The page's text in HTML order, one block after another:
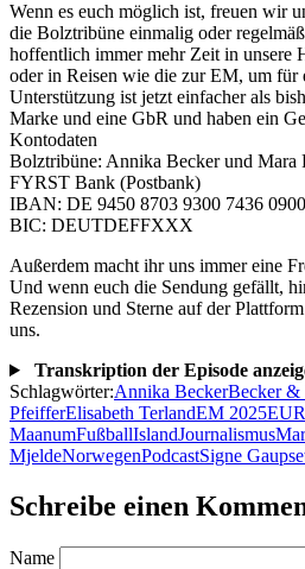
Wenn es euch möglich ist, freuen wir
die Bolztribüne einmalig oder
hoffentlich immer mehr Zeit in unsere
oder in Reisen wie die zur EM, um für
Unterstützung ist jetzt einfacher als
Marke und eine GbR und haben ein
Kontodaten
Bolztribüne: Annika Becker und Mara
FYRST Bank (Postbank)
IBAN: DE 9450 8703 9300 7436 0900
BIC: DEUTDEFFXXX
Außerdem macht ihr uns immer eine
Und wenn euch die Sendung gefällt,
Rezension und Sterne auf der
uns.
Transkription der Episode
Schlagwörter:Annika BeckerBecker &
PfeifferElisabeth TerlandEM 2025
MaanumFußballIslandJournalismus
MjeldeNorwegenPodcastSigne
Schreibe einen
Name